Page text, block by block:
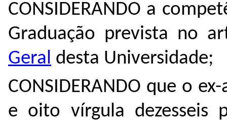
CONSIDERANDO a
Graduação prevista no
Geral desta Universidade;
CONSIDERANDO que o
e oito vírgula dezesseis